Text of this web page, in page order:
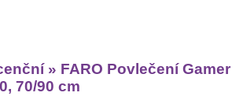
» FARO Povlečení Gamer
70/90 cm